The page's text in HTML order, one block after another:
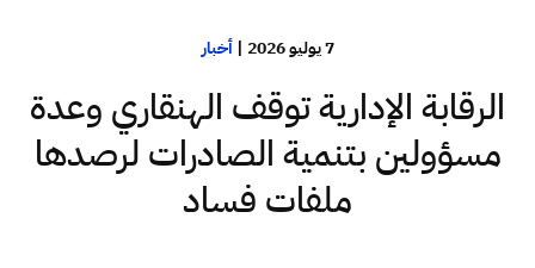
7 يوليو 2026 |أخبار
الرقابة الإدارية توقف الهنقاري وعدة
مسؤولين بتنمية الصادرات لرصدها
ملفات فساد